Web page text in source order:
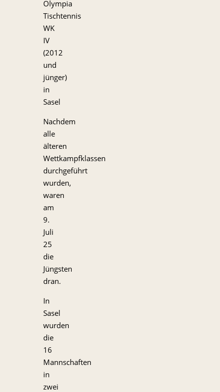
Olympia
Tischtennis
WK
IV
(2012
und
jünger)
in
Sasel
Nachdem
alle
älteren
Wettkampfklassen
durchgeführt
wurden,
waren
am
9.
Juli
25
die
Jüngsten
dran.
In
Sasel
wurden
die
16
Mannschaften
in
zwei